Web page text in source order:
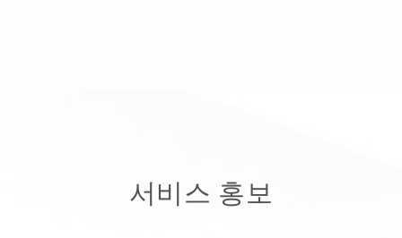
서비스 홍보